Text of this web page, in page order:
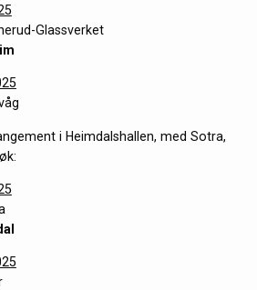
Glassverket
i Heimdalshallen, med Sotra,